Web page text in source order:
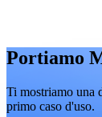
Portiamo
Ti mostriamo una
primo caso d'uso.